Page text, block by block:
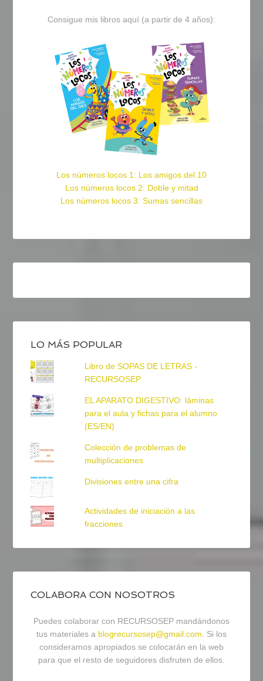
Consigue mis libros aquí (a partir de 4 años):
Los números locos 1: Los amigos del 10
Los números locos 2: Doble y mitad
Los números locos 3: Sumas sencillas
LO MÁS POPULAR
Libro de SOPAS DE LETRAS -
RECURSOSEP
EL APARATO DIGESTIVO: láminas
para el aula y fichas para el alumno
(ES/EN)
Colección de problemas de
multiplicaciones
Divisiones entre una cifra
Actividades de iniciación a las
fracciones
COLABORA CON NOSOTROS
Puedes colaborar con RECURSOSEP mandándonos
tus materiales a blogrecursosep@gmail.com . Si los
consideramos apropiados se colocarán en la web
para que el resto de seguidores disfruten de ellos.